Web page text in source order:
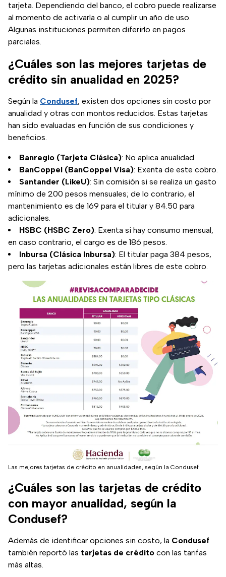
tarjeta. Dependiendo del banco, el cobro puede realizarse
al momento de activarla o al cumplir un año de uso.
Algunas instituciones permiten diferirlo en pagos
parciales.
¿Cuáles son las mejores tarjetas de
crédito sin anualidad en 2025?
Según la Condusef, existen dos opciones sin costo por
anualidad y otras con montos reducidos. Estas tarjetas
han sido evaluadas en función de sus condiciones y
beneficios.
Banregio (Tarjeta Clásica): No aplica anualidad.
BanCoppel (BanCoppel Visa): Exenta de este cobro.
Santander (LikeU): Sin comisión si se realiza un gasto
mínimo de 200 pesos mensuales; de lo contrario, el
mantenimiento es de 169 para el titular y 84.50 para
adicionales.
HSBC (HSBC Zero): Exenta si hay consumo mensual,
en caso contrario, el cargo es de 186 pesos.
Inbursa (Clásica Inbursa): El titular paga 384 pesos,
pero las tarjetas adicionales están libres de este cobro.
Las mejores tarjetas de crédito en anualidades, según la Condusef
¿Cuáles son las tarjetas de crédito
con mayor anualidad, según la
Condusef?
Además de identificar opciones sin costo, la Condusef
también reportó las tarjetas de crédito con las tarifas
más altas.